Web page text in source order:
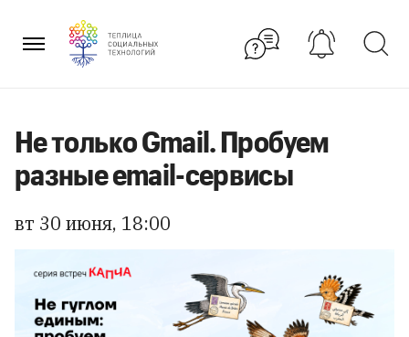
содержанию
Не только Gmail. Пробуем
разные email-сервисы
вт 30 июня, 18:00